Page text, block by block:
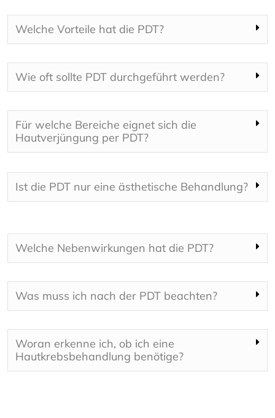
Welche Vorteile hat die PDT?
Wie oft sollte PDT durchgeführt werden?
Für welche Bereiche eignet sich die
Hautverjüngung per PDT?
Ist die PDT nur eine ästhetische Behandlung?
Welche Nebenwirkungen hat die PDT?
Was muss ich nach der PDT beachten?
Woran erkenne ich, ob ich eine
Hautkrebsbehandlung benötige?